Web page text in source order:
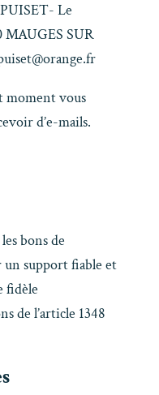
Le
SUR
moment vous
d’e-mails.
bons de
un support fiable et
fidèle
de l’article 1348